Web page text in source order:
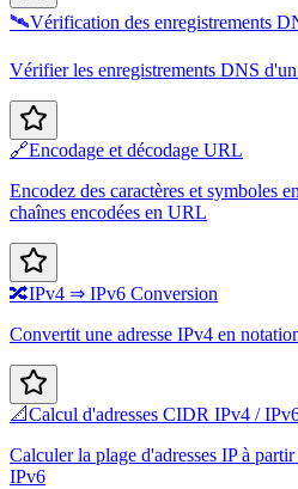
🛰️Vérification des enregistrements
Vérifier les enregistrements DNS
🔗Encodage et décodage URL
Encodez des caractères et symboles
chaînes encodées en URL
🔀IPv4 ⇒ IPv6 Conversion
Convertit une adresse IPv4 en
📐Calcul d'adresses CIDR IPv4 /
Calculer la plage d'adresses IP à
IPv6